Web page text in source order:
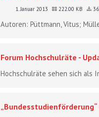
1. Januar 2013 222.00 KB
Autoren: Püttmann, Vitus;
Forum Hochschulräte -
Hochschulräte sehen sich als